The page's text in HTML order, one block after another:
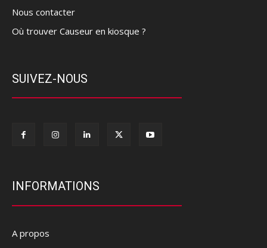
Nous contacter
Où trouver Causeur en kiosque ?
SUIVEZ-NOUS
INFORMATIONS
A propos